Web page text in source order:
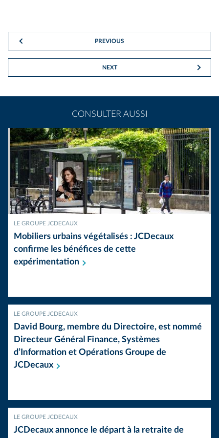
PREVIOUS
NEXT
CONSULTER AUSSI
LE GROUPE JCDECAUX
Mobiliers urbains végétalisés : JCDecaux
confirme les bénéfices de cette
expérimentation
LE GROUPE JCDECAUX
David Bourg, membre du Directoire, est nommé
Directeur Général Finance, Systèmes
d’Information et Opérations Groupe de
JCDecaux
LE GROUPE JCDECAUX
JCDecaux annonce le départ à la retraite de